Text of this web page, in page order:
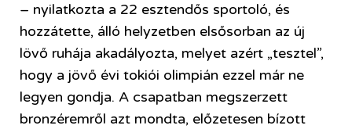
– nyilatkozta a 22 esztendős sportoló, és
hozzátette, álló helyzetben elsősorban az új
lövő ruhája akadályozta, melyet azért „tesztel”,
hogy a jövő évi tokiói olimpián ezzel már ne
legyen gondja. A csapatban megszerzett
bronzéremről azt mondta, előzetesen bízott